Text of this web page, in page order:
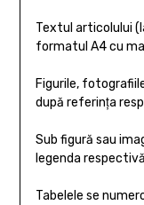
Textul articolului
formatul A4 cu
Figurile,
după referinţa
Sub figură sau
legenda
Tabelele se